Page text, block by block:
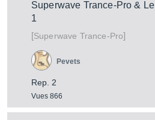
Superwave Trance-Pro &
1
[Superwave Trance-Pro]
Rep. 2
Vues 866
Pevets